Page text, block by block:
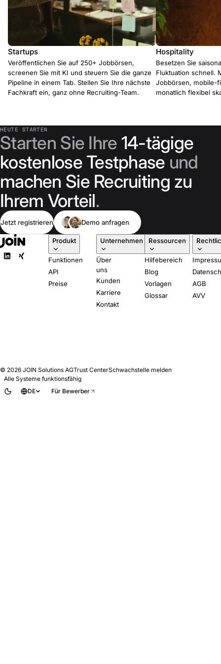
Startups
Veröffentlichen Sie auf 250+ Jobbörsen,
screenen Sie mit KI und steuern Sie die ganze
Pipeline in einem Tab. Stellen Sie Ihre nächste
Fachkraft ein, ganz ohne Recruiting-Team.
Hospitality
Besetzen Sie
Fluktuation schnell.
Jobbörsen, mobile-
monatlich flexibel
HEUTE STARTEN
Starten Sie Ihre 14-tägige
kostenlose Testphase und
machen Sie Recruiting zu
Ihrem Vorteil.
Jetzt registrieren Demo anfragen
Produkt
Funktionen
API
Preise
Unternehmen
Über
uns
Kunden
Karriere
Kontakt
Ressourcen
Hilfebereich
Blog
Vorlagen
Glossar
AGB
AVV
© 2026 JOIN Solutions AGTrust CenterSchwachstelle melden
Alle Systeme funktionsfähig
DE
Für Bewerber